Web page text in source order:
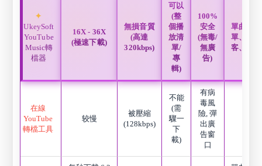
UkeySoft
YouTube
Music轉
檔器
16X - 36X
(極速下載)
無損音質
(高達
320kbps)
可以
(整
個播
放清
單/
專
輯)
100%
安全
(無毒/
無廣
告)
單曲、
單、專
客、音
在線
YouTube
轉檔工具
较慢
被壓縮
(128kbps)
不能
(需
驟一
下
載)
有病
毒風
險, 彈
出廣
告窗
口